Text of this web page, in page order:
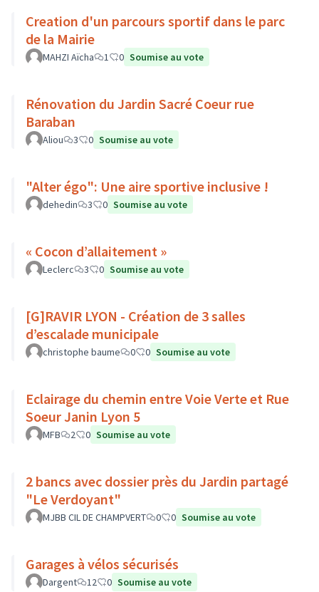
Creation d'un parcours sportif dans le parc
de la Mairie
MAHZI Aïcha 1 0 Soumise au vote
Rénovation du Jardin Sacré Coeur rue
Baraban
Aliou 3 0 Soumise au vote
"Alter égo": Une aire sportive inclusive !
dehedin 3 0 Soumise au vote
« Cocon d’allaitement »
Leclerc 3 0 Soumise au vote
[G]RAVIR LYON - Création de 3 salles
d’escalade municipale
christophe baume 0 0 Soumise au vote
Eclairage du chemin entre Voie Verte et Rue
Soeur Janin Lyon 5
MFB 2 0 Soumise au vote
2 bancs avec dossier près du Jardin partagé
"Le Verdoyant"
MJBB CIL DE CHAMPVERT 0 0 Soumise au vote
Garages à vélos sécurisés
Dargent 12 0 Soumise au vote